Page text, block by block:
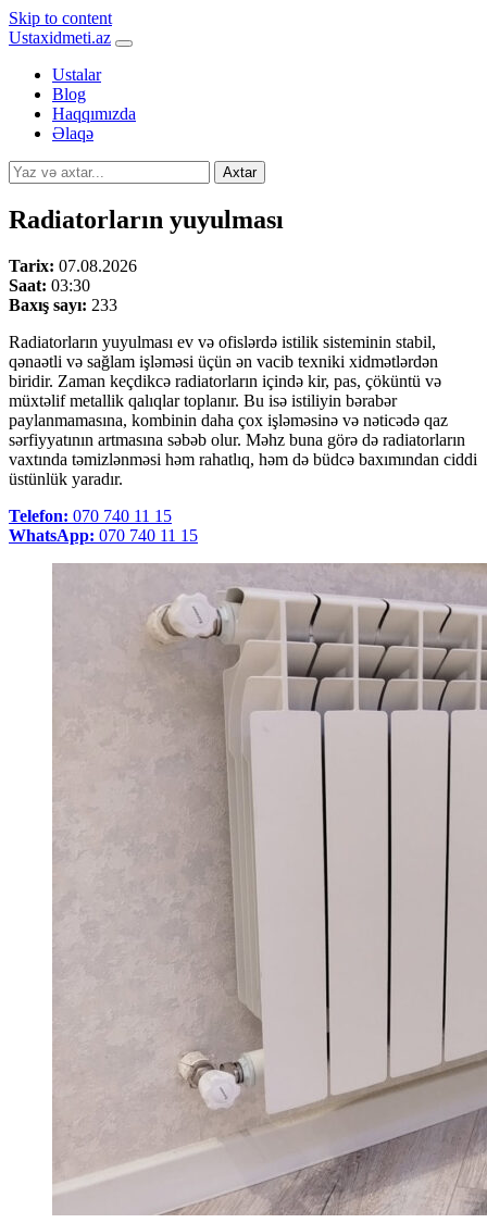
Skip to content
Ustaxidmeti.az
Ustalar
Blog
Haqqımızda
Əlaqə
Axtar
Radiatorların yuyulması
Tarix: 07.08.2026
Saat: 03:30
Baxış sayı: 233
Radiatorların yuyulması ev və ofislərdə istilik sisteminin stabil,
qənaətli və sağlam işləməsi üçün ən vacib texniki xidmətlərdən
biridir. Zaman keçdikcə radiatorların içində kir, pas, çöküntü və
müxtəlif metallik qalıqlar toplanır. Bu isə istiliyin bərabər
paylanmamasına, kombinin daha çox işləməsinə və nəticədə qaz
sərfiyyatının artmasına səbəb olur. Məhz buna görə də radiatorların
vaxtında təmizlənməsi həm rahatlıq, həm də büdcə baxımından ciddi
üstünlük yaradır.
Telefon: 070 740 11 15
WhatsApp: 070 740 11 15